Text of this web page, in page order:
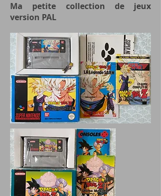
Ma petite collection de jeux
version PAL